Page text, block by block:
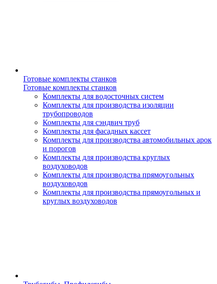
Готовые комплекты станков
Готовые комплекты станков
Комплекты для водосточных систем
Комплекты для производства изоляции
трубопроводов
Комплекты для сэндвич труб
Комплекты для фасадных кассет
Комплекты для производства автомобильных арок
и порогов
Комплекты для производства круглых
воздуховодов
Комплекты для производства прямоугольных
воздуховодов
Комплекты для производства прямоугольных и
круглых воздуховодов